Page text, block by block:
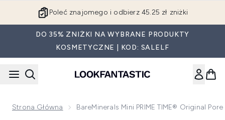
Poleć znajomego i odbierz 45.25 zł zniżki
DO 35% ZNIŻKI NA WYBRANE PRODUKTY
KOSMETYCZNE | KOD: SALELF
Strona Główna BareMinerals Mini PRIME TIME® Original